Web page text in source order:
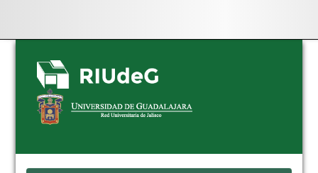
Skip
navigation